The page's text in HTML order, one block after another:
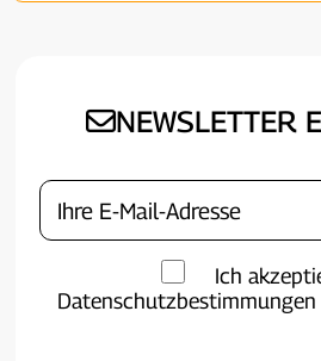
NEWSLETTER
Ich
Datenschutzbestimmungen